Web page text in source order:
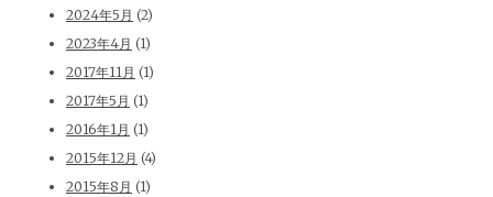
2024年5月 (2)
2023年4月 (1)
2017年11月 (1)
2017年5月 (1)
2016年1月 (1)
2015年12月 (4)
2015年8月 (1)